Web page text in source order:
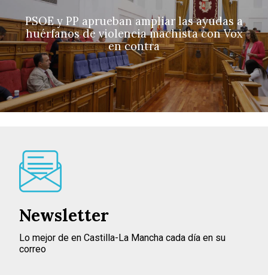
PSOE y PP aprueban ampliar las ayudas a
huérfanos de violencia machista con Vox
en contra
Newsletter
Lo mejor de en Castilla-La Mancha cada día en su
correo